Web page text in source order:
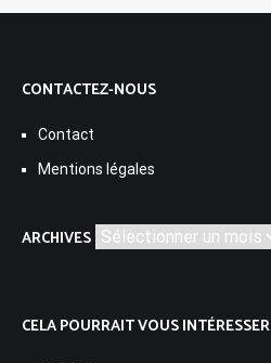
CONTACTEZ-NOUS
Contact
Mentions légales
ARCHIVES Archives
CELA POURRAIT VOUS INTÉRESSER